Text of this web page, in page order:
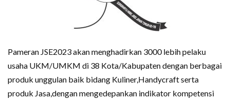
Pameran JSE2023 akan menghadirkan 3000 lebih pelaku
usaha UKM/UMKM di 38 Kota/Kabupaten dengan berbagai
produk unggulan baik bidang Kuliner,Handycraft serta
produk Jasa,dengan mengedepankan indikator kompetensi